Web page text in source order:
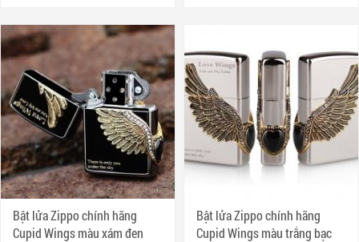
Bật lửa Zippo chính hãng
Cupid Wings màu xám đen
Bật lửa Zippo chính hãng
Cupid Wings màu trắng bạc